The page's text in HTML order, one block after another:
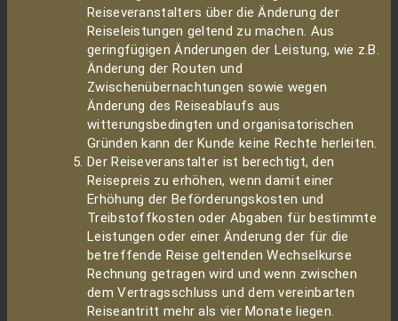
Reiseveranstalters über die Änderung der
Reiseleistungen geltend zu machen. Aus
geringfügigen Änderungen der Leistung, wie z.B.
Änderung der Routen und
Zwischenübernachtungen sowie wegen
Änderung des Reiseablaufs aus
witterungsbedingten und organisatorischen
Gründen kann der Kunde keine Rechte herleiten.
Der Reiseveranstalter ist berechtigt, den
Reisepreis zu erhöhen, wenn damit einer
Erhöhung der Beförderungskosten und
Treibstoffkosten oder Abgaben für bestimmte
Leistungen oder einer Änderung der für die
betreffende Reise geltenden Wechselkurse
Rechnung getragen wird und wenn zwischen
dem Vertragsschluss und dem vereinbarten
Reiseantritt mehr als vier Monate liegen.